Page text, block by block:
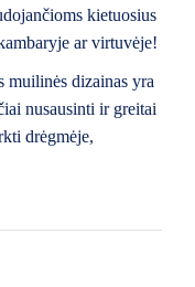
kietuosius
ar virtuvėje!
muilinės dizainas yra
nusausinti ir greitai
drėgmėje,